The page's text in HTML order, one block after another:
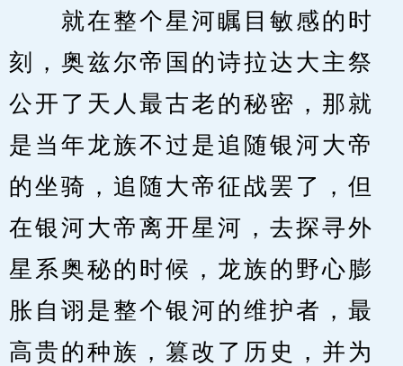
就在整个星河瞩目敏感的时
刻，奥兹尔帝国的诗拉达大主祭
公开了天人最古老的秘密，那就
是当年龙族不过是追随银河大帝
的坐骑，追随大帝征战罢了，但
在银河大帝离开星河，去探寻外
星系奥秘的时候，龙族的野心膨
胀自诩是整个银河的维护者，最
高贵的种族，篡改了历史，并为